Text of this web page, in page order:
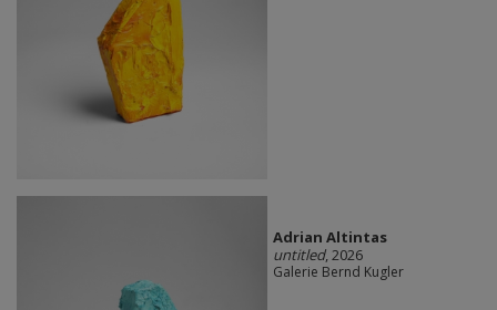
Adrian Altintas
untitled, 2026
Galerie Bernd Kugler